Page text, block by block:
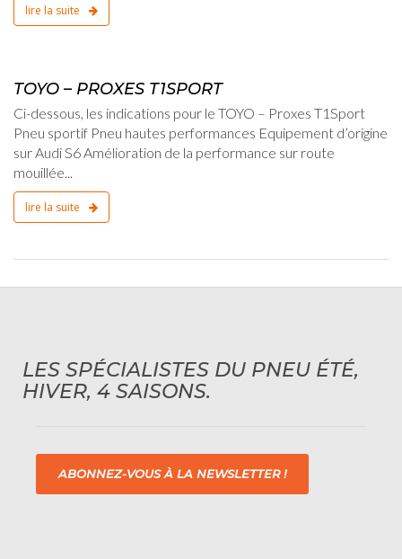
PROXES T1SPORT
les indications pour le TOYO – Proxes T1Sport
Pneu hautes performances Equipement d’origine
S6 Amélioration de la performance sur route
maniabilité
LES SPÉCIALISTES DU PNEU ÉTÉ,
HIVER, 4 SAISONS.
ABONNEZ-VOUS À LA NEWSLETTER !